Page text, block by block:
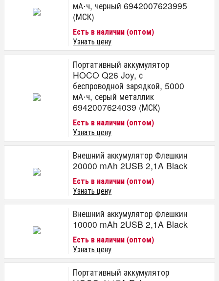
мА⋅ч, черный 6942007623995
(МСК)
Есть в наличии (оптом)
Узнать цену
Портативный аккумулятор
HOCO Q26 Joy, с
беспроводной зарядкой, 5000
мА⋅ч, серый металлик
6942007624039 (МСК)
Есть в наличии (оптом)
Узнать цену
Внешний аккумулятор Флешкин
20000 mAh 2USB 2,1A Black
Есть в наличии (оптом)
Узнать цену
Внешний аккумулятор Флешкин
10000 mAh 2USB 2,1A Black
Есть в наличии (оптом)
Узнать цену
Портативный аккумулятор